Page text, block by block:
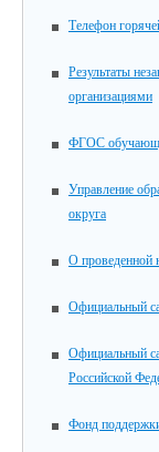
Телефон
Результаты
организациями
ФГОС
Управление
округа
О проведенной
Официальный
Официальный
Российской
Фонд